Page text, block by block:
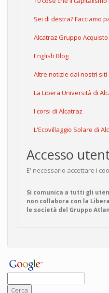
Sei di destra? Facciamo
Alcatraz Gruppo
English Blog
Altre notizie dai nostri siti
La Libera Università di
I corsi di Alcatraz
L'Ecovillaggio Solare di
Accesso
E' necessario accettare i
Si comunica a tutti gli
non collabora con la
le società del Gruppo